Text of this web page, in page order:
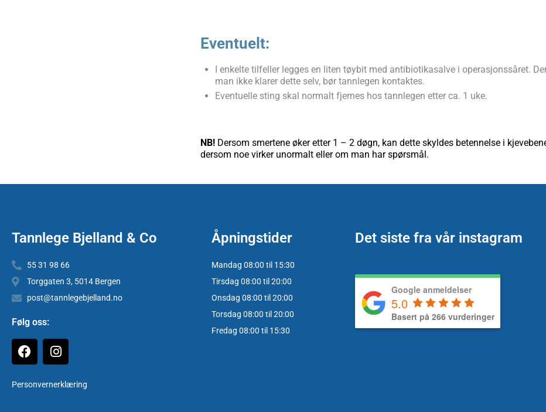
Eventuelt:
I enkelte tilfeller legges en liten tøybit med antibiotikasalve i operasjonssåret.
man ikke klarer dette selv, bør tannlegen kontaktes.
Eventuelle sting skal normalt fjernes hos tannlegen etter ca. 1 uke.
NB! Dersom smertene øker etter 1 – 2 døgn, kan dette skyldes betennelse i
dersom noe virker unormalt eller om man har spørsmål.
Tannlege Bjelland & Co
55 31 98 66
Torggaten 3, 5014 Bergen
post@tannlegebjelland.no
Følg oss:
Personvernerklæring
Åpningstider
Mandag 08:00 til 15:30
Tirsdag 08:00 til 20:00
Onsdag 08:00 til 20:00
Torsdag 08:00 til 20:00
Fredag 08:00 til 15:30
Det siste fra vår instagram
Google anmeldelser
5.0
Basert på 266 vurderinger